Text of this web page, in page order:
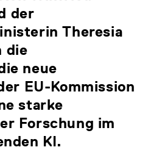
der
Theresia
die
neue
EU-Kommission
starke
Forschung im
KI.